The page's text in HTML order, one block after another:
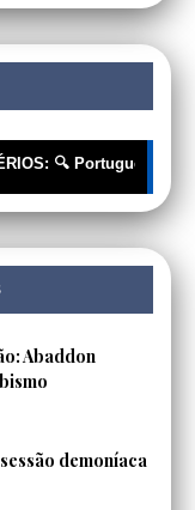
🔍 Portugueses: A
Abaddon
demoníaca